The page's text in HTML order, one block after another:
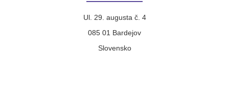
Ul. 29. augusta č. 4
085 01 Bardejov
Slovensko